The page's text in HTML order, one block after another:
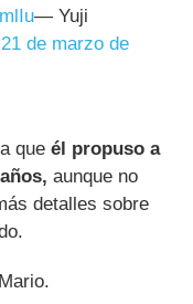
— Yuji
21 de marzo de
queél propuso a
aunque no
detalles sobre